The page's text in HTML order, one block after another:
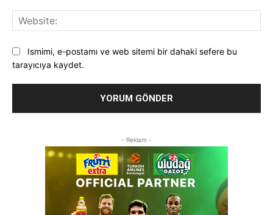
Ismimi, e-postamı ve web sitemi bir dahaki sefere bu
tarayıcıya kaydet.
- Reklam -